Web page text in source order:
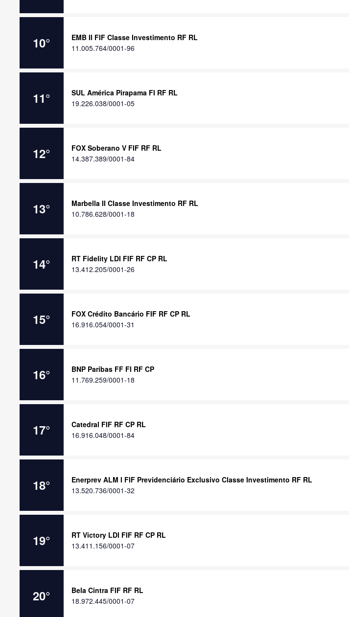
10°
EMB II FIF Classe Investimento RF RL
11.005.764/0001-96
11°
SUL América Pirapama FI RF RL
19.226.038/0001-05
12°
FOX Soberano V FIF RF RL
14.387.389/0001-84
13°
Marbella II Classe Investimento RF RL
10.786.628/0001-18
14°
RT Fidelity LDI FIF RF CP RL
13.412.205/0001-26
15°
FOX Crédito Bancário FIF RF CP RL
16.916.054/0001-31
16°
BNP Paribas FF FI RF CP
11.769.259/0001-18
17°
Catedral FIF RF CP RL
16.916.048/0001-84
18°
Enerprev ALM I FIF Previdenciário Exclusivo Classe Investimento RF RL
13.520.736/0001-32
19°
RT Victory LDI FIF RF CP RL
13.411.156/0001-07
20°
Bela Cintra FIF RF RL
18.972.445/0001-07